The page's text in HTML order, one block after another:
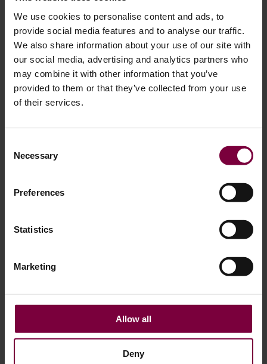
We use cookies to personalise content and ads, to
provide social media features and to analyse our traffic.
We also share information about your use of our site with
our social media, advertising and analytics partners who
may combine it with other information that you’ve
provided to them or that they’ve collected from your use
of their services.
Selection
Necessary
Preferences
Statistics
Marketing
Allow all
Deny
Por qué los talleres optan por la
automatización
Muchos talleres de reparación de ruedas se centran en la
eficiencia. La pintadora de llantas automatiza el proceso
de pintado, lo que permite a los técnicos ocuparse de otras
para el futuro.
La pintadora de ruedas aumenta la escalabilidad, lo que
permite a los talleres procesar más ruedas al día sin costes
pintura hasta en 50% en comparación con los métodos
automático entre latas de aerosol y pistolas
Este nivel de automatización es la razón por la que
concesionarios, talleres de carrocería, centros de
neumáticos e incluso fabricantes de vehículos eléctricos
están adoptando cada vez más sistemas como la máquina